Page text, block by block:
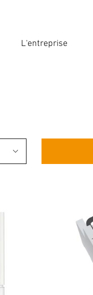
L'entreprise